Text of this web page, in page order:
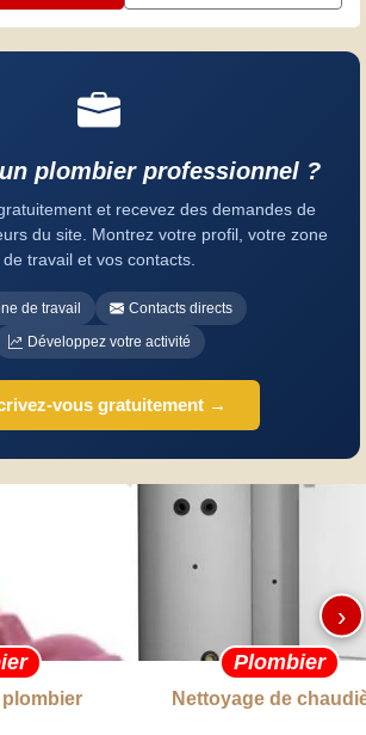
plombier professionnel ?
et recevez des demandes de
du site. Montrez votre profil, votre zone
de travail et vos contacts.
de travail
Contacts directs
Développez votre activité
vous gratuitement →
Plombier
Nettoyage de
›